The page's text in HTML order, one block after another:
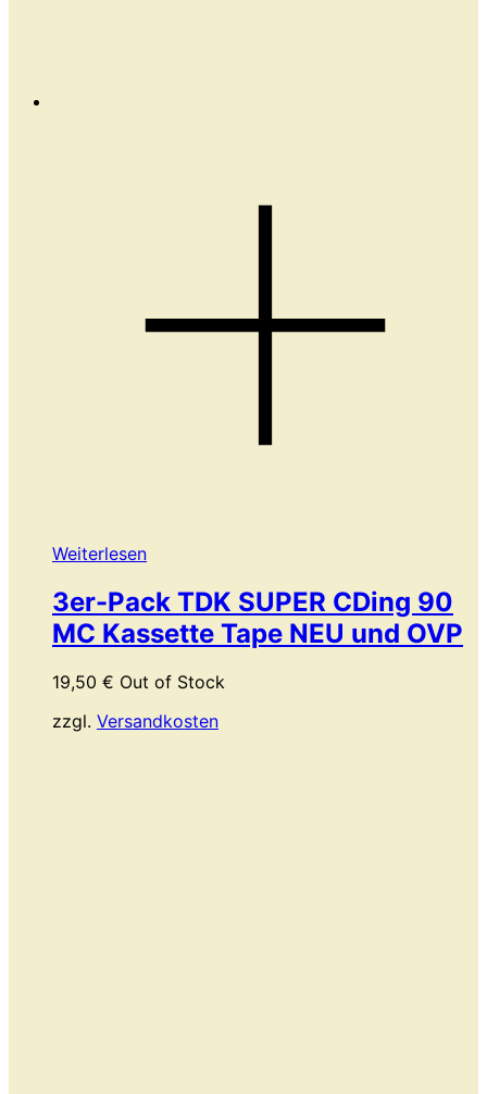
Weiterlesen
3er-Pack TDK SUPER CDing 90
MC Kassette Tape NEU und OVP
19,50 € Out of Stock
zzgl. Versandkosten